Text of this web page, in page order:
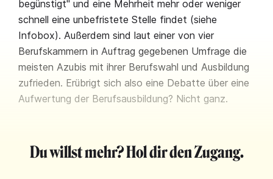
begünstigt" und eine Mehrheit mehr oder weniger
schnell eine unbefristete Stelle findet (siehe
Infobox). Außerdem sind laut einer von vier
Berufskammern in Auftrag gegebenen Umfrage die
meisten Azubis mit ihrer Berufswahl und Ausbildung
zufrieden. Erübrigt sich also eine Debatte über eine
Aufwertung der Berufsausbildung? Nicht ganz.
Du willst mehr? Hol dir den Zugang.